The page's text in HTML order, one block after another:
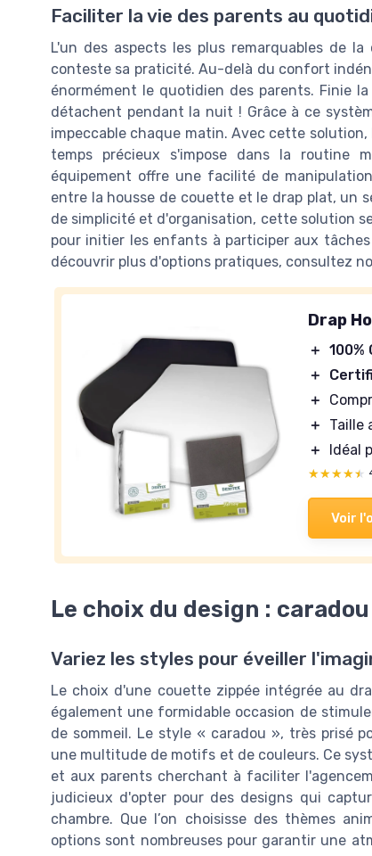
Faciliter la vie des parents au
L'un des aspects les plus remarquables de
conteste sa praticité. Au-delà du confort
énormément le quotidien des parents. Finie
détachent pendant la nuit ! Grâce à ce
impeccable chaque matin. Avec cette
temps précieux s'impose dans la routine
équipement offre une facilité de
entre la housse de couette et le drap plat, un
de simplicité et d'organisation, cette solution
pour initier les enfants à participer aux
découvrir plus d'options pratiques, consultez
Drap
＋ 100%
＋
＋
＋
Taille
＋
Idéal
★★★★★
★★★★★
Voir
Le choix du design :
Variez les styles pour éveiller
Le choix d'une couette zippée intégrée au
également une formidable occasion de
de sommeil. Le style « caradou », très prisé
une multitude de motifs et de couleurs. Ce
et aux parents cherchant à faciliter
judicieux d'opter pour des designs qui
chambre. Que l’on choisisse des thèmes
options sont nombreuses pour garantir une